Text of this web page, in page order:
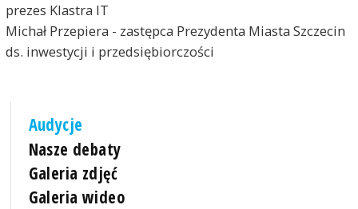
prezes Klastra IT
Michał Przepiera - zastępca Prezydenta Miasta Szczecin
ds. inwestycji i przedsiębiorczości
Audycje
Nasze debaty
Galeria zdjęć
Galeria wideo